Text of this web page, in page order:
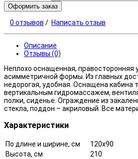
Оформить заказ
0 отзывов / Написать отзыв
Описание
Отзывы (0)
Неплохо оснащенная, правосторонняя
асимметричной формы. Из главных
недорогая, удобная. Оснащена кабина
вертикальным гидромассажем,
полки, сиденье. Ограждение из
стекла, поддон – акриловый. Все
Характеристики
По длине и ширине, см
120x90
Высота, см
210